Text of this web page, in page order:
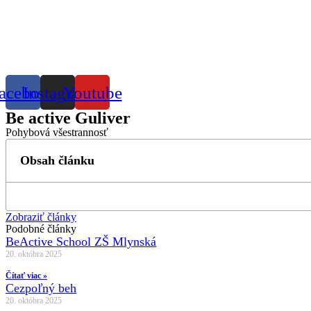
InstagramYoutube
Be active Guliver
Pohybová všestrannosť
Obsah článku
Zobraziť články
Podobné články
BeActive School ZŠ Mlynská
20. októbra 2025
Čítať viac »
Cezpoľný beh
20. októbra 2025